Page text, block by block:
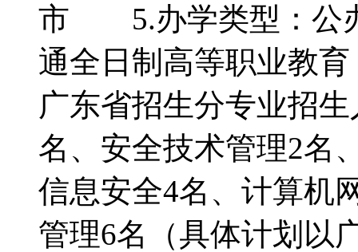
市 5.办学类型：公
通全日制高等职业教
广东省招生分专业招
名、安全技术管理2名
信息安全4名、计算机
管理6名（具体计划以